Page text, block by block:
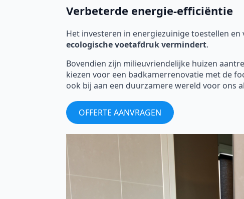
Verbeterde energie-efficiëntie
Het investeren in energiezuinige toestellen
ecologische voetafdruk vermindert.
Bovendien zijn milieuvriendelijke huizen
kiezen voor een badkamerrenovatie met de
ook bij aan een duurzamere wereld voor ons
OFFERTE AANVRAGEN